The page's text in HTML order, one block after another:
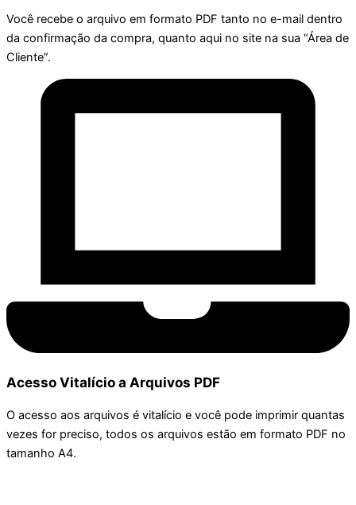
Você recebe o arquivo em formato PDF tanto no e-mail dentro
da confirmação da compra, quanto aqui no site na sua “Área de
Cliente”.
Acesso Vitalício a Arquivos PDF
O acesso aos arquivos é vitalício e você pode imprimir quantas
vezes for preciso, todos os arquivos estão em formato PDF no
tamanho A4.